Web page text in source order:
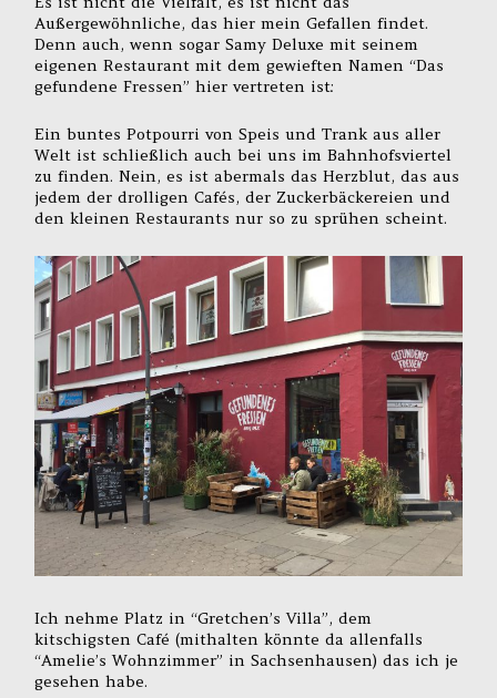
Außergewöhnliche, das hier mein Gefallen findet.
Denn auch, wenn sogar Samy Deluxe mit seinem
eigenen Restaurant mit dem gewieften Namen “Das
gefundene Fressen” hier vertreten ist:
Ein buntes Potpourri von Speis und Trank aus aller
Welt ist schließlich auch bei uns im Bahnhofsviertel
zu finden. Nein, es ist abermals das Herzblut, das aus
jedem der drolligen Cafés, der Zuckerbäckereien und
den kleinen Restaurants nur so zu sprühen scheint.
Ich nehme Platz in “Gretchen’s Villa”, dem
kitschigsten Café (mithalten könnte da allenfalls
“Amelie’s Wohnzimmer” in Sachsenhausen) das ich je
gesehen habe.